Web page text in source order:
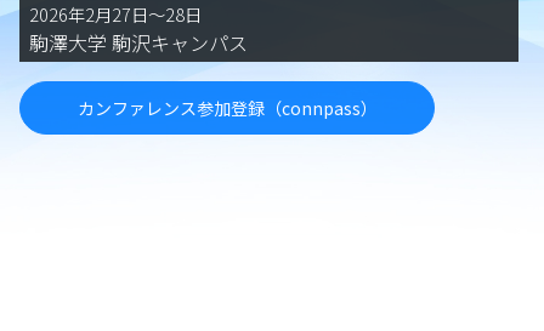
2026年2月27日〜28日
駒澤大学 駒沢キャンパス
カンファレンス参加登録（connpass）